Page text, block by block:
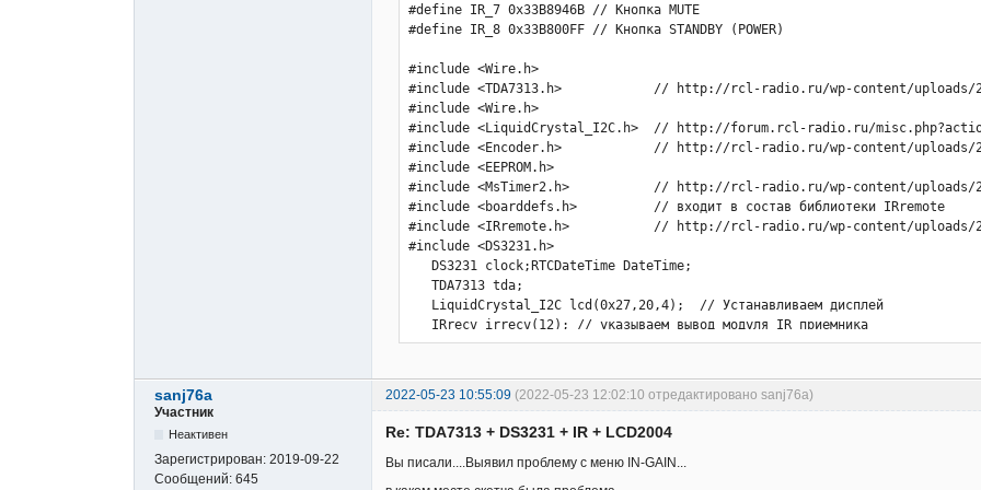
sanj76a 2022-05-23 10:55:09 (2022-05-23 12:02:10 отредактировано sanj76a)
Участник
Неактивен
Зарегистрирован: 2019-09-22
Сообщений: 645
Re: TDA7313 + DS3231 + IR + LCD2004
Вы писали....Выявил проблему с меню IN-GAIN...